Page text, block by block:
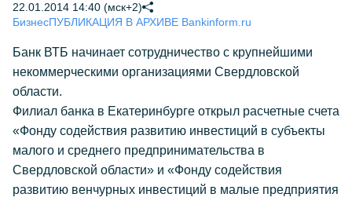
22.01.2014 14:40 (мск+2)
БизнесПУБЛИКАЦИЯ В АРХИВЕ Bankinform.ru
Банк ВТБ начинает сотрудничество с крупнейшими
некоммерческими организациями Свердловской
области.
Филиал банка в Екатеринбурге открыл расчетные счета
«Фонду содействия развитию инвестиций в субъекты
малого и среднего предпринимательства в
Свердловской области» и «Фонду содействия
развитию венчурных инвестиций в малые предприятия